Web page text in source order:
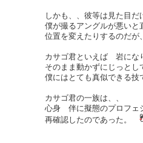
しかも、、彼等は見た目
僕が撮るアングルが悪いと
位置を変えたりするのだが
カサゴ君といえば 岩にな
そのまま動かずにじっとし
僕にはとても真似できる技
カサゴ君の一族は、、
心身 伴に擬態のプロフェ
再確認したのであった。